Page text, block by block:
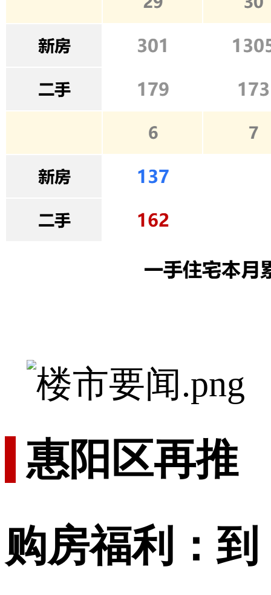
惠阳区再推
购房福利：到